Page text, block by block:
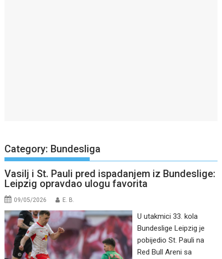
Category: Bundesliga
Vasilj i St. Pauli pred ispadanjem iz Bundeslige:
Leipzig opravdao ulogu favorita
09/05/2026 E. B.
U utakmici 33. kola
Bundeslige Leipzig je
pobijedio St. Pauli na
Red Bull Areni sa